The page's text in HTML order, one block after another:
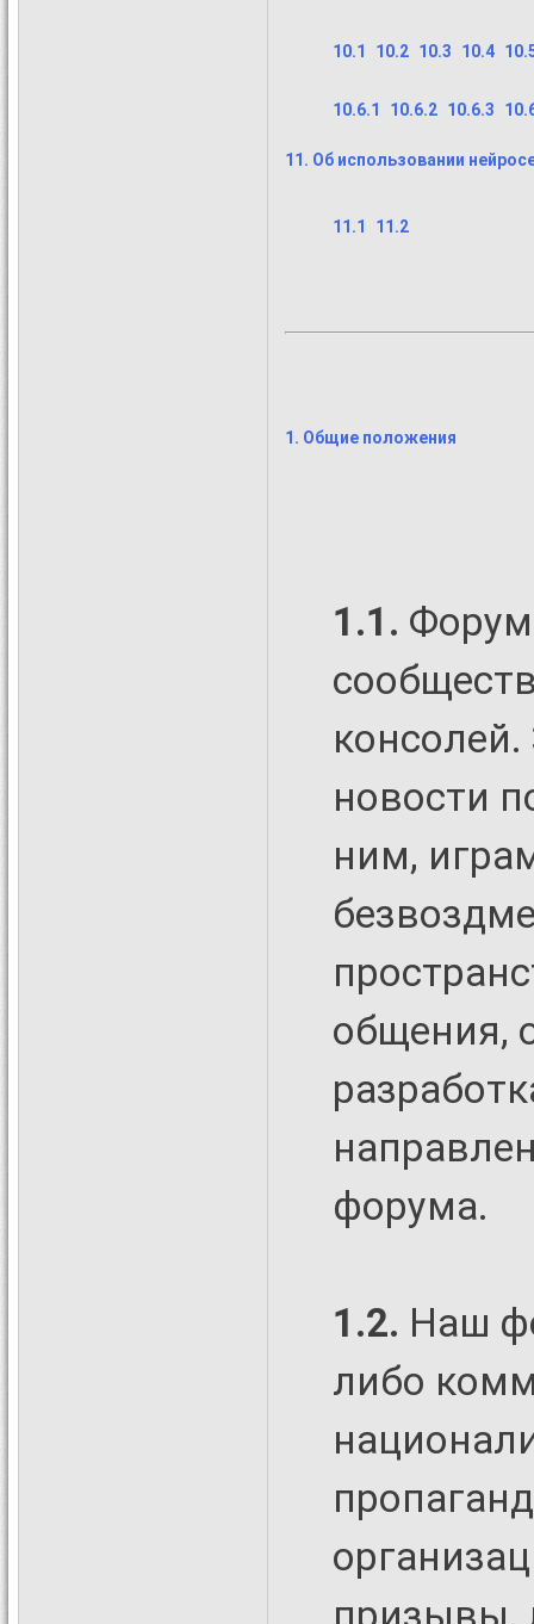
10.1 10.2 10.3 10.4
10.6.1 10.6.2 10.6.3
11. Об использовании
11.1 11.2
1. Общие положения
1.1.
консолей.
новости
ним,
общения,
форума.
1.2. Наш
либо
призывы,